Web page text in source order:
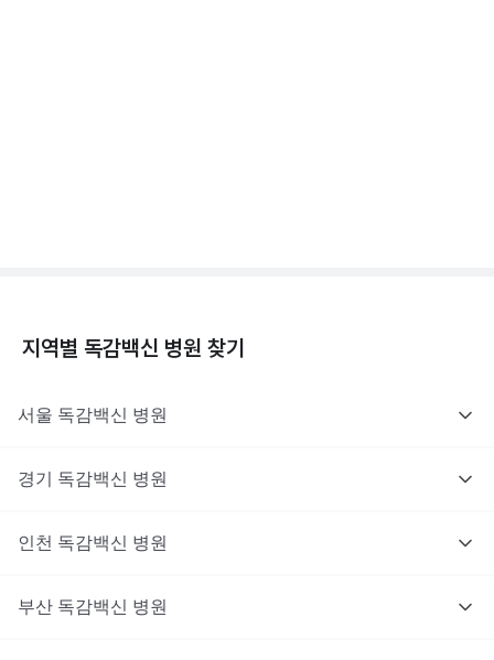
지역별 독감백신 병원 찾기
서울 독감백신 병원
경기 독감백신 병원
인천 독감백신 병원
부산 독감백신 병원